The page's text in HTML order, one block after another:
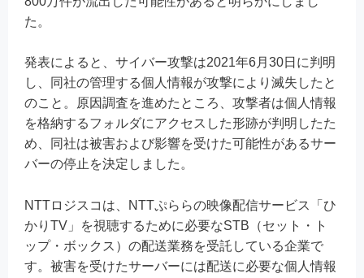
た。
発表によると、サイバー攻撃は2021年6月30日に判明
し、同社の管理する個人情報が攻撃により滅失したと
のこと。原因調査を進めたところ、攻撃者は個人情報
を格納するフォルダにアクセスした形跡が判明したた
め、同社は被害および影響を受けた可能性があるサー
バーの停止を決定しました。
NTTロジスコは、NTTぷららの映像配信サービス「ひ
かりTV」を視聴するために必要なSTB（セット・ト
ップ・ボックス）の配送業務を受託している企業で
す。被害を受けたサーバーには配送に必要な個人情報